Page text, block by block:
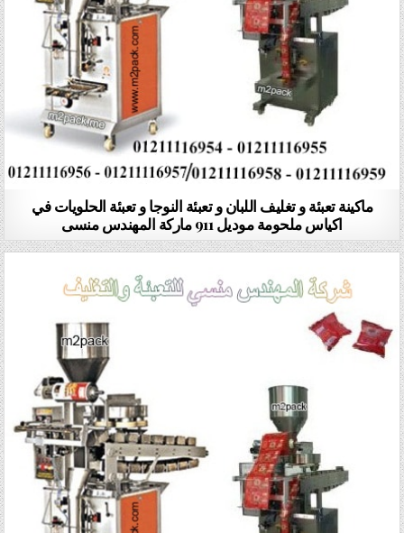
ماكينة تعبئة و تغليف اللبان و تعبئة النوجا و تعبئة الحلويات في
اكياس ملحومة موديل 911 ماركة المهندس منسى